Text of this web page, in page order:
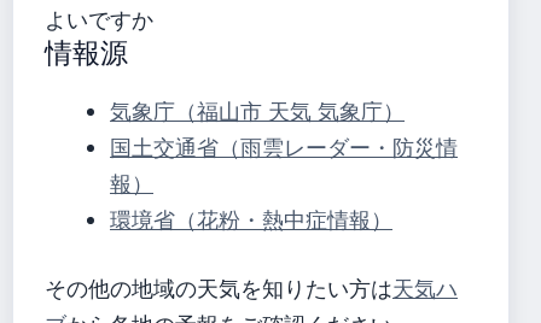
よいですか
情報源
気象庁（福山市 天気 気象庁）
国土交通省（雨雲レーダー・防災情
報）
環境省（花粉・熱中症情報）
その他の地域の天気を知りたい方は天気ハ